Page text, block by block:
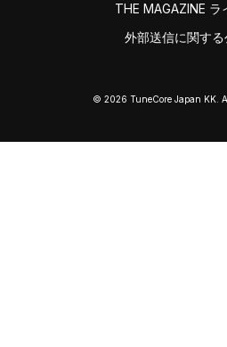
THE MAGAZINE ラ
外部送信に関す
© 2026 TuneCore Japan KK.